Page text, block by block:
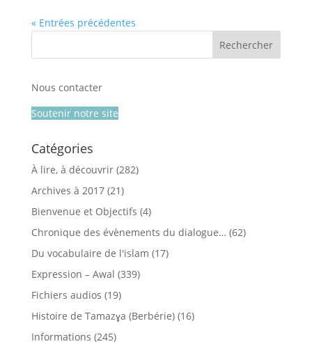
« Entrées précédentes
Nous contacter
Soutenir notre site
Catégories
À lire, à découvrir(282)
Archives à 2017(21)
Bienvenue et Objectifs (4)
Chronique des évènements du dialogue… (62)
Du vocabulaire de l'islam (17)
Expression – Awal (339)
Fichiers audios (19)
Histoire de Tamazɣa (Berbérie)(16)
Informations (245)